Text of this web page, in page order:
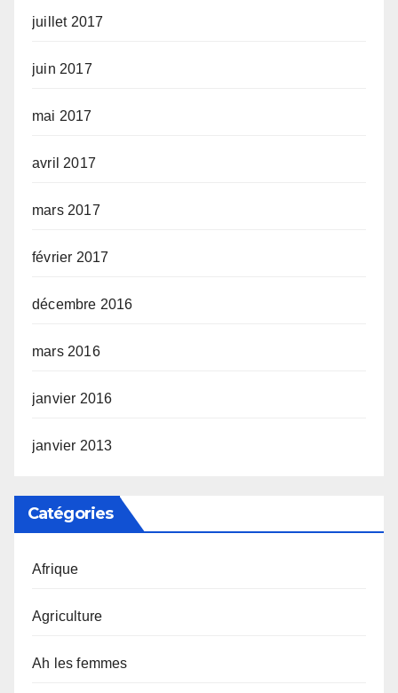
juillet 2017
juin 2017
mai 2017
avril 2017
mars 2017
février 2017
décembre 2016
mars 2016
janvier 2016
janvier 2013
Catégories
Afrique
Agriculture
Ah les femmes